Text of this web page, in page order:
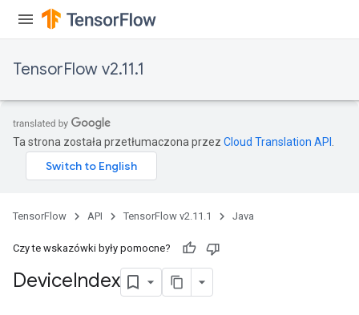
TensorFlow v2.11.1
Ta strona została przetłumaczona przez Cloud Translation API
TensorFlow API TensorFlow v2.11.1 Java
Czy te wskazówki były pomocne?
DeviceIndex